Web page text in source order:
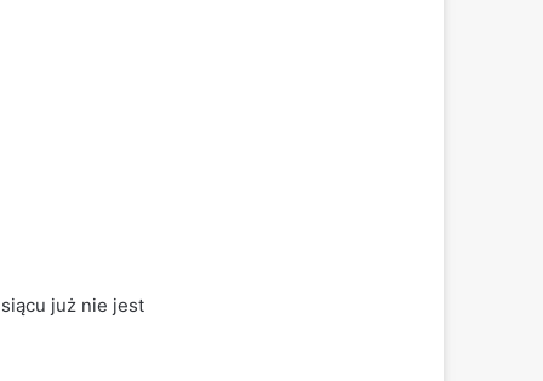
już nie jest